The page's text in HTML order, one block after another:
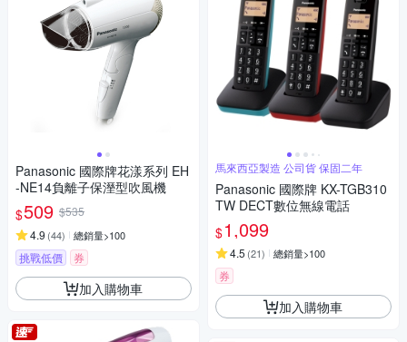
Panasonic 國際牌花漾系列 EH
-NE14負離子保溼型吹風機
$509 $535
4.9 (44) 總銷量>100
挑戰低價 券
加入購物車
馬來西亞製造 公司貨 保固二年
Panasonic 國際牌 KX-TGB310
TW DECT數位無線電話
$1,099
4.5 (21) 總銷量>100
券
加入購物車